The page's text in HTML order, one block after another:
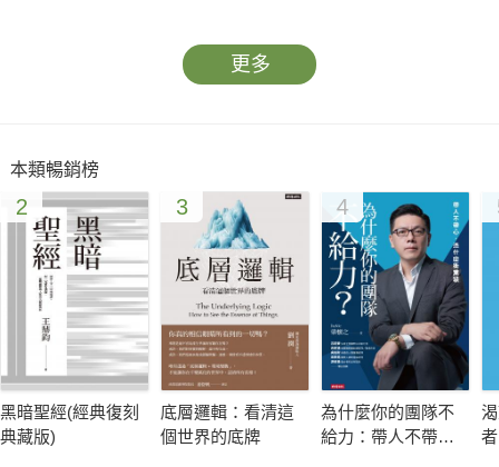
更多
本類暢銷榜
2
黑暗聖經(經典復刻
典藏版)
3
底層邏輯：看清這
個世界的底牌
4
為什麼你的團隊不
給力：帶人不帶